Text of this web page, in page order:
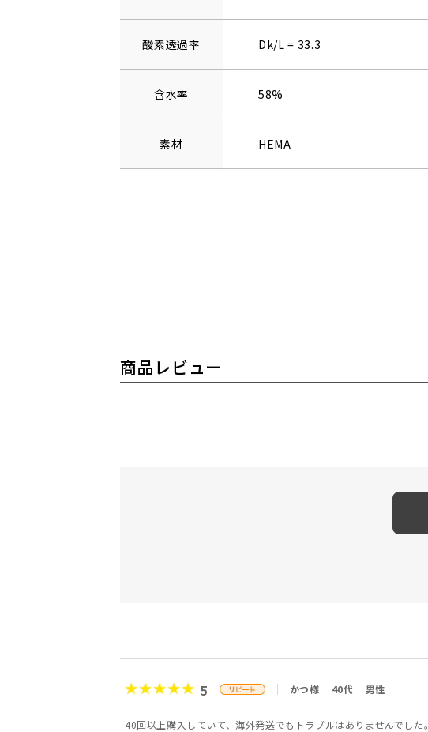
酸素透過率 Dk/L = 33.3
含水率 58%
素材 HEMA
商品レビュー
5 かつ様 40代 男性
40回以上購入していて、海外発送でもトラブルはありませんでした。